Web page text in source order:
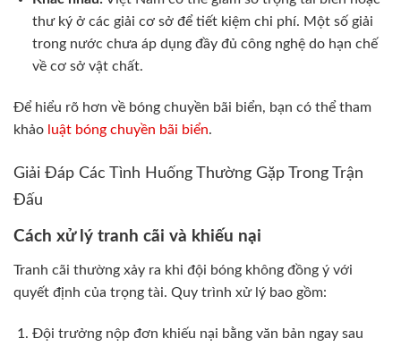
thư ký ở các giải cơ sở để tiết kiệm chi phí. Một số giải
trong nước chưa áp dụng đầy đủ công nghệ do hạn chế
về cơ sở vật chất.
Để hiểu rõ hơn về bóng chuyền bãi biển, bạn có thể tham
khảo luật bóng chuyền bãi biển.
Giải Đáp Các Tình Huống Thường Gặp Trong Trận
Đấu
Cách xử lý tranh cãi và khiếu nại
Tranh cãi thường xảy ra khi đội bóng không đồng ý với
quyết định của trọng tài. Quy trình xử lý bao gồm:
Đội trưởng nộp đơn khiếu nại bằng văn bản ngay sau